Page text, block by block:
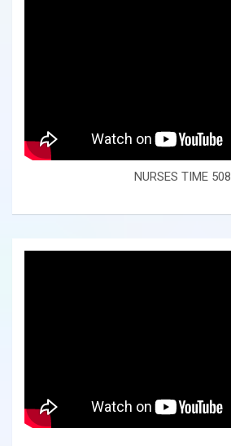
NURSES TIME 508